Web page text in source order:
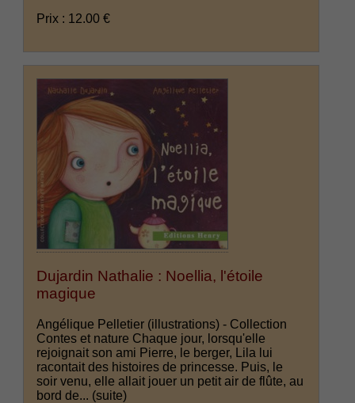
Prix : 12.00 €
Dujardin Nathalie : Noellia, l'étoile
magique
Angélique Pelletier (illustrations) - Collection
Contes et nature Chaque jour, lorsqu'elle
rejoignait son ami Pierre, le berger, Lila lui
racontait des histoires de princesse. Puis, le
soir venu, elle allait jouer un petit air de flûte, au
bord de... (suite)